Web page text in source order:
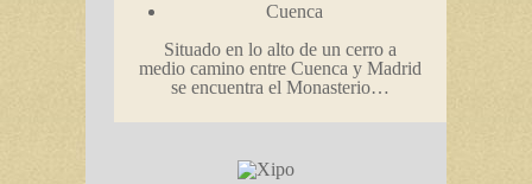
Cuenca
Situado en lo alto de un cerro a
medio camino entre Cuenca y Madrid
se encuentra el Monasterio…